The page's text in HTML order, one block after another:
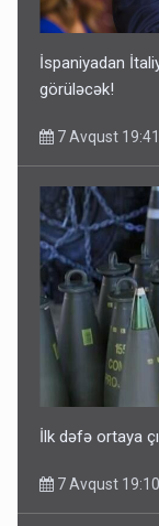
İspaniyadan
görüləcək!
7 Avqust 19:41
İlk dəfə ortaya
7 Avqust 19:10